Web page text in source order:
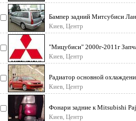
Бампер задний Митсубиси
Универсал 00-2007г бампер
Киев, Центр
"Мицубиси" 2000г-2011г
б/у "Ланцер-9, -10, -Паджеро,
Киев, Центр
Радиатор основной
кондиционера к Митсубиси
Киев, Центр
Фонари задние к Mitsubishi
2008 г заводские Б/У оригинал
Киев, Центр